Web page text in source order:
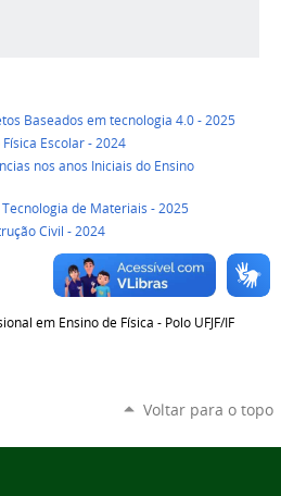
Baseados em tecnologia 4.0 - 2025
Escolar - 2024
nos anos Iniciais do Ensino
de Materiais - 2025
Civil - 2024
em Ensino de Física - Polo UFJF/IF
Voltar para o topo